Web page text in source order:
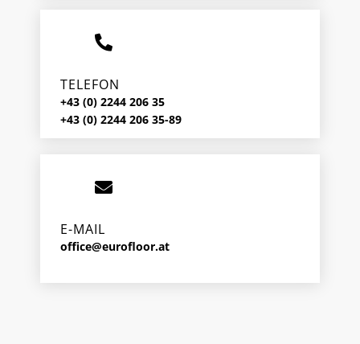
TELEFON
+43 (0) 2244 206 35
+43 (0) 2244 206 35-89
E-MAIL
office@eurofloor.at